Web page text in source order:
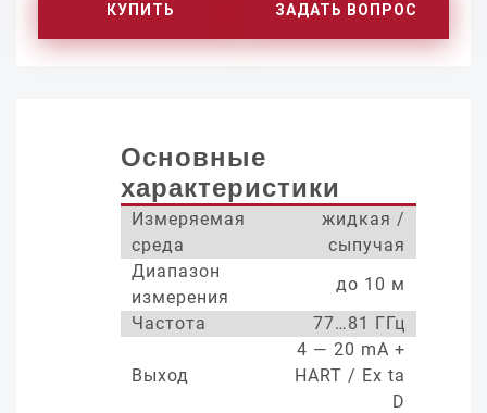
КУПИТЬ ЗАДАТЬ ВОПРОС
Основные
характеристики
Измеряемая
среда
жидкая /
сыпучая
Диапазон
измерения
до 10 м
Частота
77…81 ГГц
Выход
4 — 20 mA +
HART / Ex ta
D